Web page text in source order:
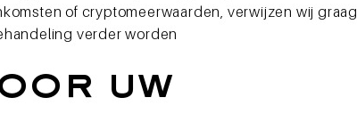
of cryptomeerwaarden, verwijzen wij graag
verder worden
uw